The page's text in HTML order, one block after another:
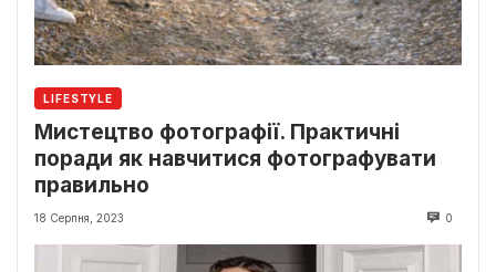
LIFESTYLE
Мистецтво фотографії. Практичні
поради як навчитися фотографувати
правильно
18 Серпня, 2023 0